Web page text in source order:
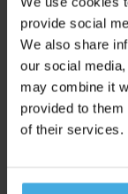
provide social
We also share
our social
may combine it
provided to
of their services.